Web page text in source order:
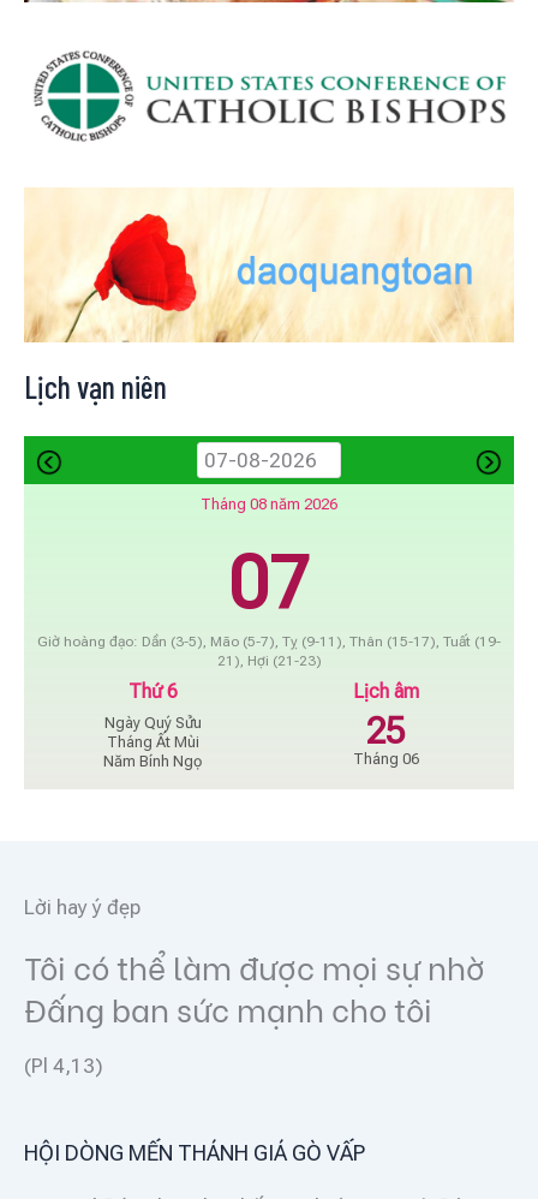
Lịch vạn niên
Tháng 08 năm 2026
07
Giờ hoàng đạo: Dần (3-5), Mão (5-7), Tỵ (9-11), Thân (15-17), Tuất (19-
21), Hợi (21-23)
Thứ 6
Ngày Quý Sửu
Tháng Ất Mùi
Năm Bính Ngọ
Lịch âm
25
Tháng 06
Lời hay ý đẹp
Tôi có thể làm được mọi sự nhờ
Đấng ban sức mạnh cho tôi
(Pl 4,13)
HỘI DÒNG MẾN THÁNH GIÁ GÒ VẤP